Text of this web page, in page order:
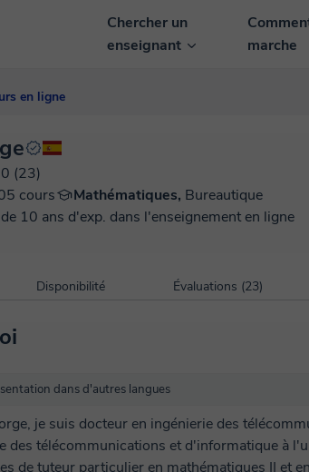
Chercher un
enseignant
marche
en ligne
(23)
cours
Mathématiques, Bureautique
10 ans d'exp. dans l'enseignement en ligne
Disponibilité Évaluations (23)
dans d'autres langues
je suis docteur en ingénierie des
des télécommunications et d'informatique à
de tuteur particulier en mathématiques II et